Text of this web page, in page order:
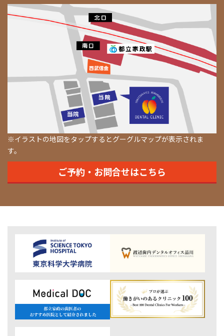
※イラストの地図をタップするとグーグルマップが表示されま
す。
ご予約・お問合せはこちら